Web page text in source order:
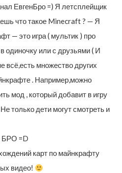
ЕвгенБро =) Я летсплейщик
что такое Minecraft ? — Я
— это игра ( мультик ) про
одиночку или с друзьями ( И
всё,есть множество других
. Например,можно
мод , который добавит в игру
только дети могут смотреть и
=D
карт по майнкрафту
видео!